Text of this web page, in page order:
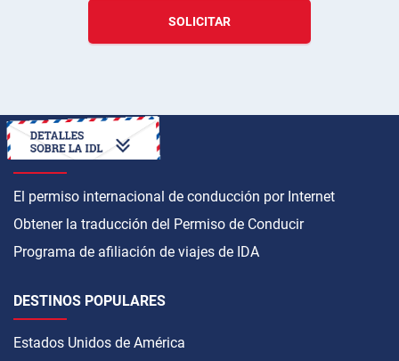
SOLICITAR
CÓMO OBTENER
El permiso internacional de conducción por Internet
Obtener la traducción del Permiso de Conducir
Programa de afiliación de viajes de IDA
DESTINOS POPULARES
Estados Unidos de América